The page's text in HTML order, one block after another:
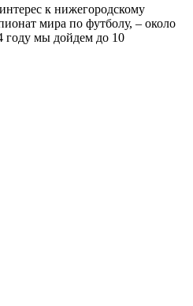
к нижегородскому
мира по футболу, – около
году мы дойдем до 10